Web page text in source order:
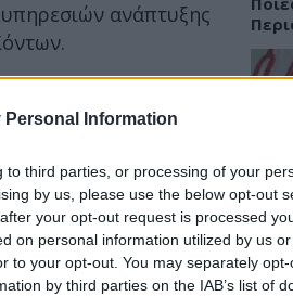
Personal Information
third parties, or processing of your
by us, please use the below opt-out
your opt-out request is processed
on personal information utilized by us
to your opt-out. You may separately
by third parties on the IAB’s list of
ανάπτυξης
Δ.Σ. στη FAMAR, σε μία
παρουσία
για το ευρύ
της, τη
της να
να συνεργαστώ στενά με
να
δήλωσε ο κ. Peter
για